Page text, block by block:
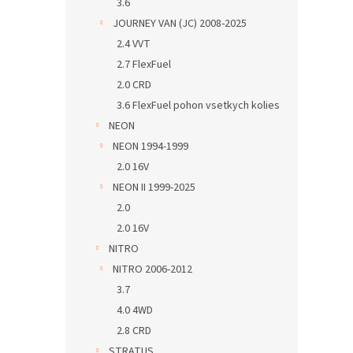
3.6
JOURNEY VAN (JC) 2008-2025
2.4 VVT
2.7 FlexFuel
2.0 CRD
3.6 FlexFuel pohon vsetkych kolies
NEON
NEON 1994-1999
2.0 16V
NEON II 1999-2025
2.0
2.0 16V
NITRO
NITRO 2006-2012
3.7
4.0 4WD
2.8 CRD